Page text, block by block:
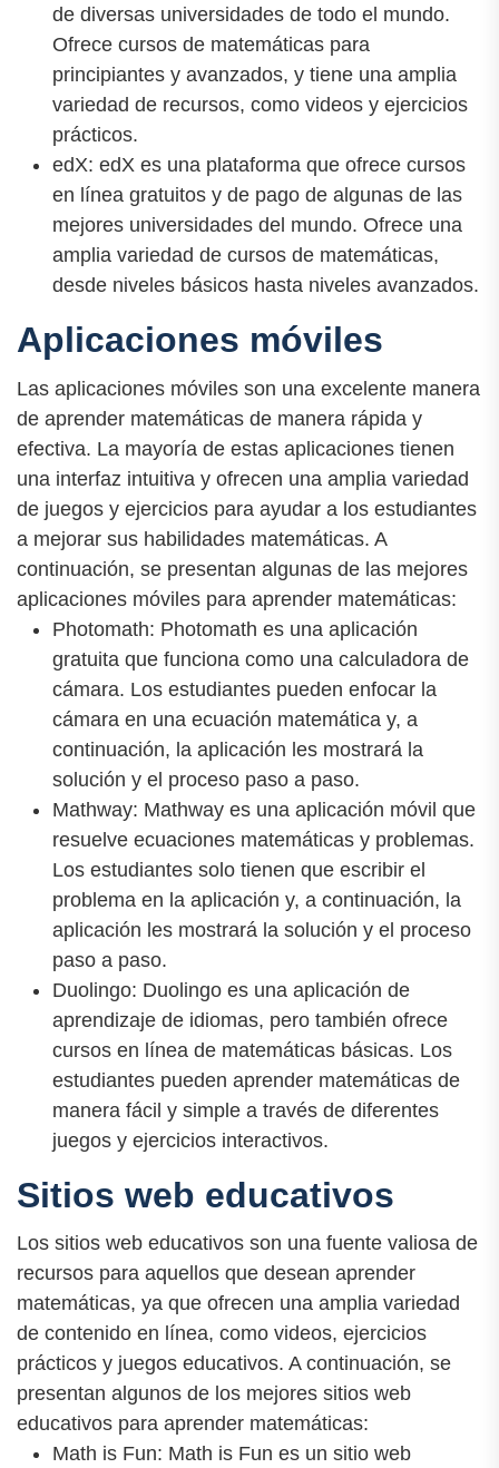
de diversas universidades de todo el mundo.
Ofrece cursos de matemáticas para
principiantes y avanzados, y ​​tiene una amplia
variedad de recursos, como videos y ejercicios
prácticos.
edX: edX es una plataforma que ofrece cursos
en línea gratuitos y de pago de algunas de las
mejores universidades del mundo. Ofrece una
amplia variedad de cursos de matemáticas,
desde niveles básicos hasta niveles avanzados.
Aplicaciones móviles
Las aplicaciones móviles son una excelente manera
de aprender matemáticas de manera rápida y
efectiva. La mayoría de estas aplicaciones tienen
una interfaz intuitiva y ofrecen una amplia variedad
de juegos y ejercicios para ayudar a los estudiantes
a mejorar sus habilidades matemáticas. A
continuación, se presentan algunas de las mejores
aplicaciones móviles para aprender matemáticas:
Photomath: Photomath es una aplicación
gratuita que funciona como una calculadora de
cámara. Los estudiantes pueden enfocar la
cámara en una ecuación matemática y, a
continuación, la aplicación les mostrará la
solución y el proceso paso a paso.
Mathway: Mathway es una aplicación móvil que
resuelve ecuaciones matemáticas y problemas.
Los estudiantes solo tienen que escribir el
problema en la aplicación y, a continuación, la
aplicación les mostrará la solución y el proceso
paso a paso.
Duolingo: Duolingo es una aplicación de
aprendizaje de idiomas, pero también ofrece
cursos en línea de matemáticas básicas. Los
estudiantes pueden aprender matemáticas de
manera fácil y simple a través de diferentes
juegos y ejercicios interactivos.
Sitios web educativos
Los sitios web educativos son una fuente valiosa de
recursos para aquellos que desean aprender
matemáticas, ya que ofrecen una amplia variedad
de contenido en línea, como videos, ejercicios
prácticos y juegos educativos. A continuación, se
presentan algunos de los mejores sitios web
educativos para aprender matemáticas:
Math is Fun: Math is Fun es un sitio web